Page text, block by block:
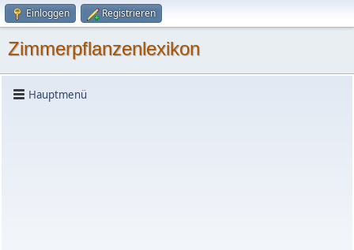
Einloggen Registrieren
Zimmerpflanzenlexikon
Hauptmenü